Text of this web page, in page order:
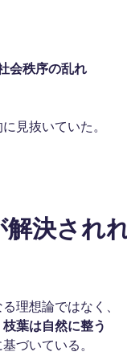
会秩序の乱れ
見抜いていた。
解決され
理想論ではなく、
葉は自然に整う
づいている。